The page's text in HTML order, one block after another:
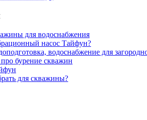
для водоснабжения
насос Тайфун?
водоснабжение для
бурение скважин
для скважины?